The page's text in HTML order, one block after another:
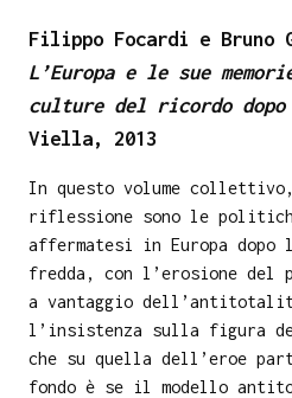
Filippo Focardi e Bruno
L’Europa e le sue
culture del ricordo
Viella, 2013
In questo volume
riflessione sono le
affermatesi in Europa
fredda, con l’erosione del
a vantaggio
l’insistenza sulla figura
che su quella dell’eroe
fondo è se il modello